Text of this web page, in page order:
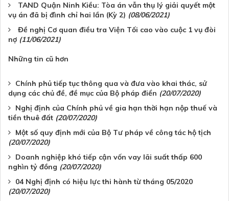
TAND Quận Ninh Kiều: Tòa án vẫn thụ lý giải quyết một
vụ án đã bị đình chỉ hai lần (Kỳ 2) (08/06/2021)
Đề nghị Cơ quan điều tra Viện Tối cao vào cuộc 1 vụ đòi
nợ (11/06/2021)
Những tin cũ hơn
Chính phủ tiếp tục thông qua và đưa vào khai thác, sử
dụng các chủ đề, đề mục của Bộ pháp điển (20/07/2020)
Nghị định của Chính phủ về gia hạn thời hạn nộp thuế và
tiền thuê đất (20/07/2020)
Một số quy định mới của Bộ Tư pháp về công tác hộ tịch
(20/07/2020)
Doanh nghiệp khó tiếp cận vốn vay lãi suất thấp 600
nghìn tỷ đồng (20/07/2020)
04 Nghị định có hiệu lực thi hành từ tháng 05/2020
(20/07/2020)